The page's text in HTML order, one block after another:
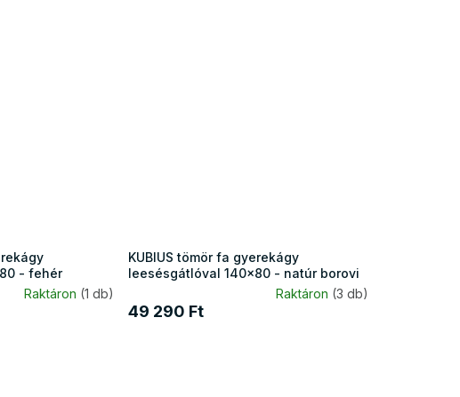
- fehér
Raktáron (1 db)
KUBIUS tömör fa gyerekágy
leesésgátlóval 140x80 - natúr borovi
Raktáron (3 db)
49 290 Ft